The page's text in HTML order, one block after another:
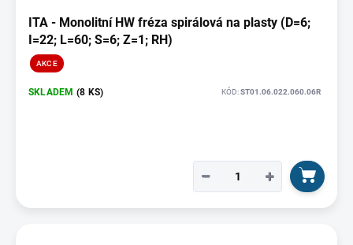
ITA - Monolitní HW fréza spirálová na plasty (D=6;
I=22; L=60; S=6; Z=1; RH)
AKCE
SKLADEM (8 KS) KÓD:ST01.06.022.060.06R
+
−